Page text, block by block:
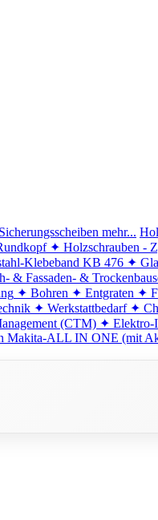
mehr...
✦ Holzschrauben -
Klebeband KB 476 ✦
& Fassaden- &
✦ Bohren ✦ Entgraten ✦
✦ Werkstattbedarf ✦
(CTM) ✦ Elektro-
Makita-ALL IN ONE (mit